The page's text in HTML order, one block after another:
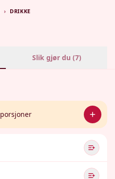
› DRIKKE
Slik gjør du (7)
porsjoner